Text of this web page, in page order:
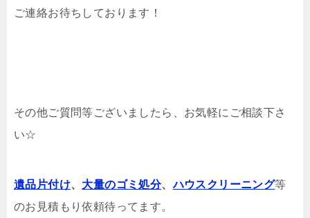
ご連絡お待ちしております！
その他ご質問等ございましたら、お気軽にご相談下さ
い☆
遺品片付け、 大量のゴミ処分、ハウスクリーニング等
のお見積もり依頼待ってます。